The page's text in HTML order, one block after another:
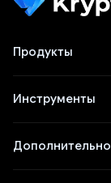
Продукты
Инструменты
Дополнительно